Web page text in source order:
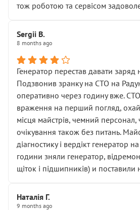
тож роботою та сервісом
Sergii B.
8 months ago
Генератор перестав давати заряд
Подзвонив зранку на СТО на
оперативно через годину вже.
враження на перший погляд,
місця майстрів, чемний персонал,
очікування також без питань.
діагностику і вердікт генератор
години зняли генератор,
щіток і підшипників) и поставили
Наталія Г.
9 months ago